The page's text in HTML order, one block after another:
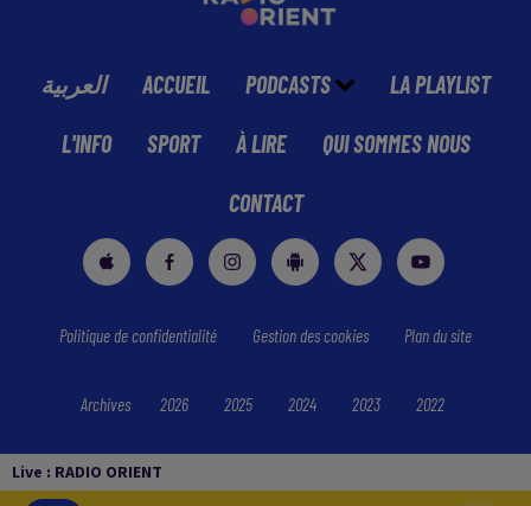
Live : RADIO ORIENT
العربية ACCUEIL PODCASTS LA PLAYLIST
L'INFO SPORT À LIRE QUI SOMMES NOUS
CONTACT
Politique de confidentialité Gestion des cookies Plan du site
Archives 2026 2025 2024 2023 2022